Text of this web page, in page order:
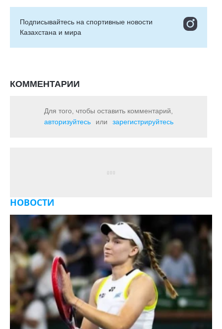
Подписывайтесь на cпортивные новости
Казахстана и мира
КОММЕНТАРИИ
Для того, чтобы оставить комментарий,
авторизуйтесь
или зарегистрируйтесь
НОВОСТИ